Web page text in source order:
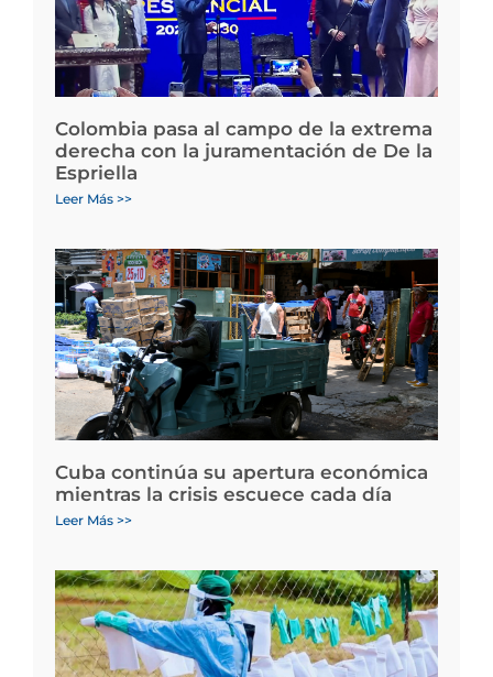
Colombia pasa al campo de la extrema
derecha con la juramentación de De la
Espriella
Leer Más >>
Cuba continúa su apertura económica
mientras la crisis escuece cada día
Leer Más >>